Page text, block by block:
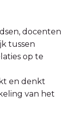
docenten
tussen
op te
en denkt
van het